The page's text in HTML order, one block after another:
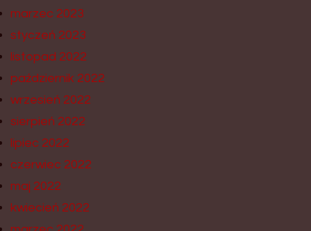
marzec 2023
styczeń 2023
listopad 2022
październik 2022
wrzesień 2022
sierpień 2022
lipiec 2022
czerwiec 2022
maj 2022
kwiecień 2022